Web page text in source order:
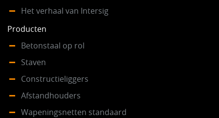
Het verhaal van Intersig
Producten
Betonstaal op rol
Staven
Constructieliggers
Afstandhouders
Wapeningsnetten standaard